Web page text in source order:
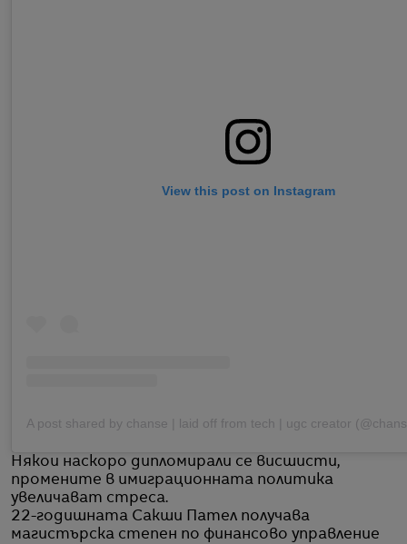
View this post on Instagram
Някои наскоро дипломирали се висшисти,
промените в имиграционната политика
увеличават стреса.
22-годишната Сакши Пател получава
магистърска степен по финансово управление